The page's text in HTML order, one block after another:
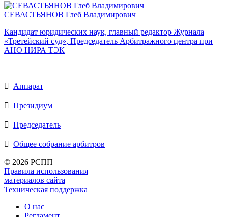
СЕВАСТЬЯНОВ Глеб Владимирович
Кандидат юридических наук, главный редактор Журнала
«Третейский суд», Председатель Арбитражного центра при
АНО НИРА ТЭК
Аппарат
Президиум
Председатель
Общее собрание арбитров
© 2026 РСПП
Правила использования
материалов сайта
Техническая поддержка
О нас